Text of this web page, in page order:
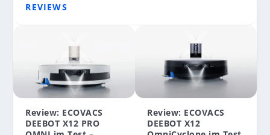
REVIEWS
Review: ECOVACS
DEEBOT X12 PRO
Review: ECOVACS
DEEBOT X12